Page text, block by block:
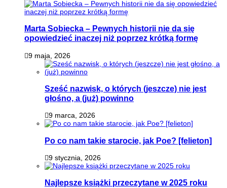
Marta Sobiecka – Pewnych historii nie da się
opowiedzieć inaczej niż poprzez krótką formę
9 maja, 2026
Sześć nazwisk, o których (jeszcze) nie jest
głośno, a (już) powinno
9 marca, 2026
Po co nam takie starocie, jak Poe? [felieton]
9 stycznia, 2026
Najlepsze książki przeczytane w 2025 roku